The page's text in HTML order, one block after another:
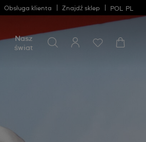
Obsługa klienta Znajdź sklep POL PL
Nasz
świat
coś